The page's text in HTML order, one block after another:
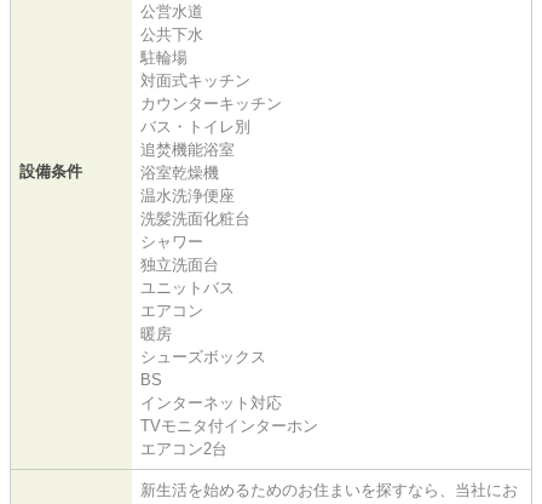
設備条件
公営水道
公共下水
駐輪場
対面式キッチン
カウンターキッチン
バス・トイレ別
追焚機能浴室
浴室乾燥機
温水洗浄便座
洗髪洗面化粧台
シャワー
独立洗面台
ユニットバス
エアコン
暖房
シューズボックス
BS
インターネット対応
TVモニタ付インターホン
エアコン2台
新生活を始めるためのお住まいを探すなら、当社にお